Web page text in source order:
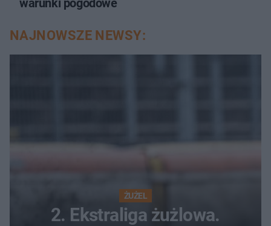
NAJNOWSZE NEWSY:
ŻUŻEL
2. Ekstraliga żużlowa.